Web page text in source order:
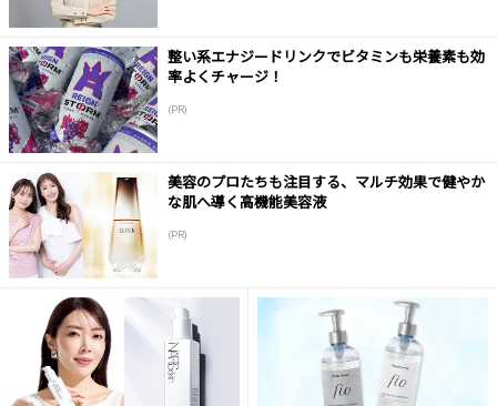
整い系エナジードリンクでビタミンも栄養素も効
率よくチャージ！
(PR)
美容のプロたちも注目する、マルチ効果で健やか
な肌へ導く高機能美容液
(PR)